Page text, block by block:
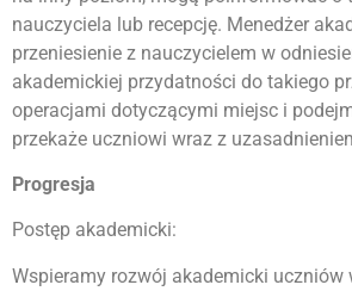
nauczyciela lub recepcję. Menedżer
przeniesienie z nauczycielem w
akademickiej przydatności do takiego
operacjami dotyczącymi miejsc i
przekaże uczniowi wraz z
Progresja
Postęp akademicki:
Wspieramy rozwój akademicki uczniów